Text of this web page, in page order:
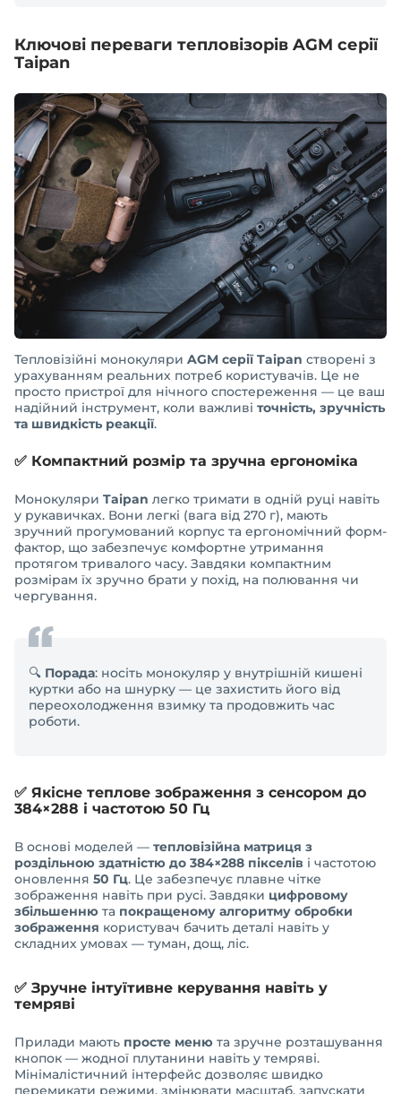
Ключові переваги тепловізорів AGM серії
Taipan
Тепловізійні монокуляри AGM серії Taipan створені з
урахуванням реальних потреб користувачів. Це не
просто пристрої для нічного спостереження — це ваш
надійний інструмент, коли важливі точність, зручність
та швидкість реакції.
✅ Компактний розмір та зручна ергономіка
Монокуляри Taipan легко тримати в одній руці навіть
у рукавичках. Вони легкі (вага від 270 г), мають
зручний прогумований корпус та ергономічний форм-
фактор, що забезпечує комфортне утримання
протягом тривалого часу. Завдяки компактним
розмірам їх зручно брати у похід, на полювання чи
чергування.
🔍 Порада: носіть монокуляр у внутрішній кишені
куртки або на шнурку — це захистить його від
переохолодження взимку та продовжить час
роботи.
✅ Якісне теплове зображення з сенсором до
384×288 і частотою 50 Гц
В основі моделей — тепловізійна матриця з
роздільною здатністю до 384×288 пікселів і частотою
оновлення 50 Гц. Це забезпечує плавне чітке
зображення навіть при русі. Завдяки цифровому
збільшенню та покращеному алгоритму обробки
зображення користувач бачить деталі навіть у
складних умовах — туман, дощ, ліс.
✅ Зручне інтуїтивне керування навіть у
темряві
Прилади мають просте меню та зручне розташування
кнопок — жодної плутанини навіть у темряві.
Мінімалістичний інтерфейс дозволяє швидко
перемикати режими, змінювати масштаб, запускати